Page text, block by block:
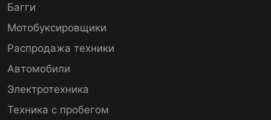
Багги
Мотобуксировщики
Распродажа техники
Автомобили
Электротехника
Техника с пробегом